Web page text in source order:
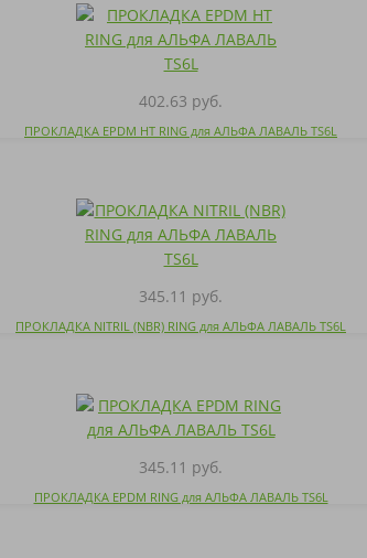
402.63 руб.
ПРОКЛАДКА EPDM HT RING для АЛЬФА ЛАВАЛЬ TS6L
345.11 руб.
ПРОКЛАДКА NITRIL (NBR) RING для АЛЬФА ЛАВАЛЬ TS6L
345.11 руб.
ПРОКЛАДКА EPDM RING для АЛЬФА ЛАВАЛЬ TS6L